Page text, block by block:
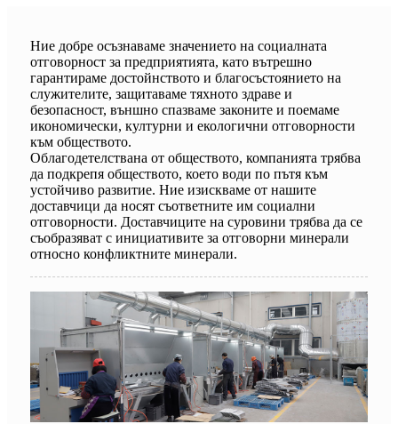
Ние добре осъзнаваме значението на социалната
отговорност за предприятията, като вътрешно
гарантираме достойнството и благосъстоянието на
служителите, защитаваме тяхното здраве и
безопасност, външно спазваме законите и поемаме
икономически, културни и екологични отговорности
към обществото.
Облагодетелствана от обществото, компанията трябва
да подкрепя обществото, което води по пътя към
устойчиво развитие. Ние изискваме от нашите
доставчици да носят съответните им социални
отговорности. Доставчиците на суровини трябва да се
съобразяват с инициативите за отговорни минерали
относно конфликтните минерали.